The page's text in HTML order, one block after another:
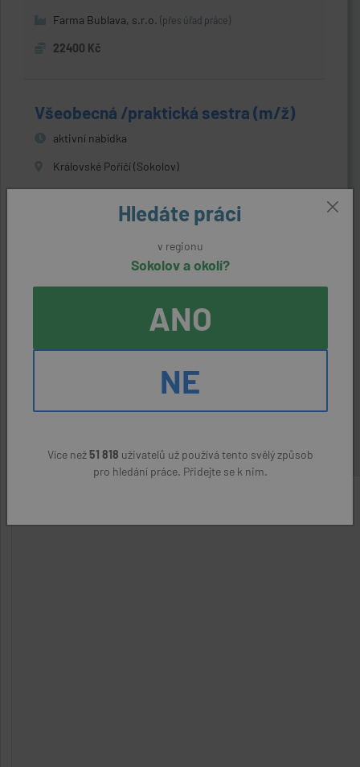
Farma Bublava, s.r.o. (přes úřad práce)
22400 Kč
Všeobecná /praktická sestra (m/ž)
aktivní nabídka
Královské Poříčí (Sokolov)
25000 - 30000 Kč
Řidič/ka - MKD (MEZINÁRODNÍ
KAMIONOVÉ DOPRAVY)
(přes úřad práce)
23400 Kč
Hledáte práci
v regionu
Sokolov a okolí?
ANO
NE
Více než51 818 uživatelů už používá tento svělý způsob
pro hledání práce. Přidejte se k nim.